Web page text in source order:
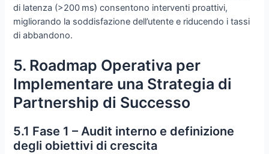
di latenza (>200 ms) consentono interventi proattivi,
migliorando la soddisfazione dell’utente e riducendo i tassi
di abbandono.
5. Roadmap Operativa per
Implementare una Strategia di
Partnership di Successo
5.1 Fase 1 – Audit interno e definizione
degli obiettivi di crescita